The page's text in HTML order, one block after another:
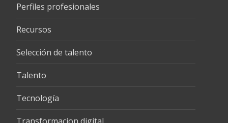
Perfiles profesionales
Recursos
Selección de talento
Talento
Tecnología